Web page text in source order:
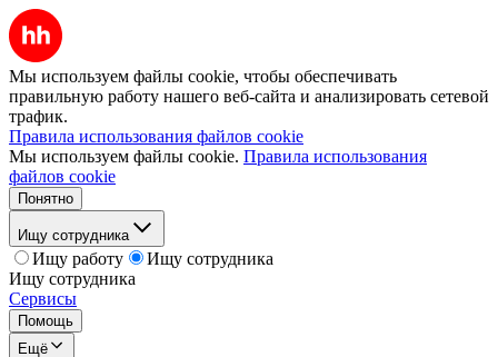
Мы используем файлы cookie, чтобы обеспечивать
правильную работу нашего веб-сайта и анализировать сетевой
трафик.
Правила использования файлов cookie
Мы используем файлы cookie. Правила использования
файлов cookie
Понятно
Ищу сотрудника
Ищу работу
Ищу сотрудника
Ищу сотрудника
Сервисы
Помощь
Ещё